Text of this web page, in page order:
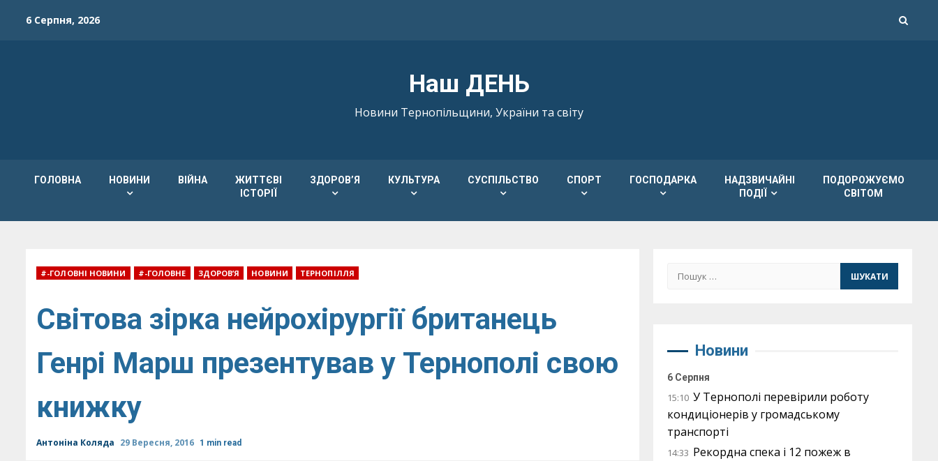
6 Серпня, 2026
Наш ДЕНЬ
Новини Тернопільщини, України та світу
ГОЛОВНА НОВИНИ ВІЙНА
ЖИТТЄВІ
ІСТОРІЇ
ЗДОРОВ’Я КУЛЬТУРА СУСПІЛЬСТВО СПОРТ ГОСПОДАРКА
НАДЗВИЧАЙНІ
ПОДІЇ
ПОДОРОЖУЄМО
СВІТОМ
#-ГОЛОВНІ НОВИНИ #-ГОЛОВНЕ ЗДОРОВ’Я НОВИНИ ТЕРНОПІЛЛЯ
Cвітова зірка нейрохірургії британець
Генрі Марш презентував у Тернополі свою
книжку
Антоніна Коляда 29 Вересня, 2016 1 min read
Пошук:
Новини
6 Серпня
15:10 У Тернополі перевірили роботу
кондиціонерів у громадському
транспорті
14:33 Рекордна спека і 12 пожеж в